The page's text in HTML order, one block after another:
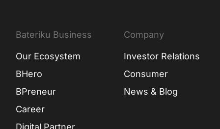
Bateriku Business
Our Ecosystem
BHero
BPreneur
Career
Digital Partner
Company
Investor Relations
Consumer
News & Blog